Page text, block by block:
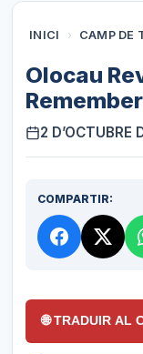
INICI › CAMP DE
Olocau
2 D’OCTUBRE
COMPARTIR:
🌐 TRADUIR AL